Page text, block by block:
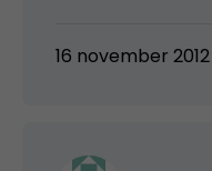
16 november